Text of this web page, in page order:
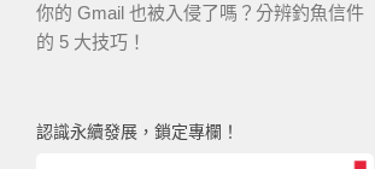
你的 Gmail 也被入侵了嗎？分辨釣魚信件
的 5 大技巧！
認識永續發展，鎖定專欄！